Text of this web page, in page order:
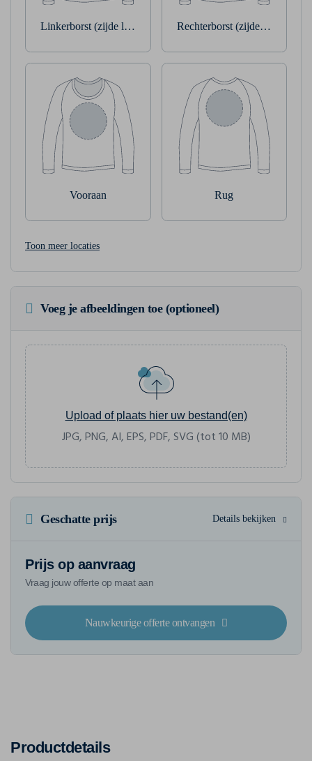
Linkerborst (zijde linkerarm) Rechterborst (zijde
Vooraan Rug
Toon meer locaties
Voeg je afbeeldingen toe (optioneel)
Upload of plaats hier uw bestand(en)
JPG, PNG, AI, EPS, PDF, SVG (tot 10 MB)
Geschatte prijs Details bekijken
Prijs op aanvraag
Vraag jouw offerte op maat aan
Nauwkeurige offerte ontvangen
Productdetails